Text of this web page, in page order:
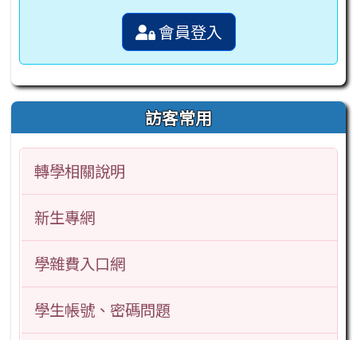
會員登入
訪客常用
轉學相關說明
新生專網
學雜費入口網
學生帳號、密碼問題